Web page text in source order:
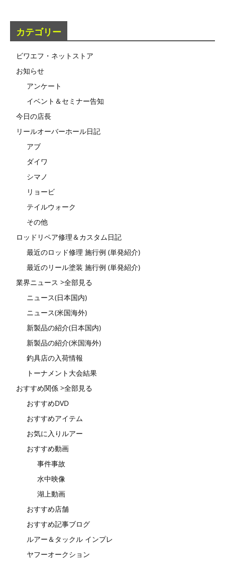
カテゴリー
ビワエフ・ネットストア
お知らせ
アンケート
イベント＆セミナー告知
今日の店長
リールオーバーホール日記
アブ
ダイワ
シマノ
リョービ
テイルウォーク
その他
ロッドリペア修理＆カスタム日記
最近のロッド修理 施行例 (単発紹介)
最近のリール塗装 施行例 (単発紹介)
業界ニュース >全部見る
ニュース(日本国内)
ニュース(米国海外)
新製品の紹介(日本国内)
新製品の紹介(米国海外)
釣具店の入荷情報
トーナメント大会結果
おすすめ関係 >全部見る
おすすめDVD
おすすめアイテム
お気に入りルアー
おすすめ動画
事件事故
水中映像
湖上動画
おすすめ店舗
おすすめ記事ブログ
ルアー＆タックル インプレ
ヤフーオークション